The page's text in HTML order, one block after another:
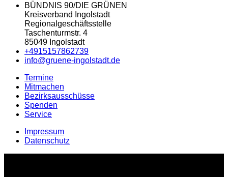
BÜNDNIS 90/DIE GRÜNEN
Kreisverband Ingolstadt
Regionalgeschäftsstelle
Taschenturmstr. 4
85049 Ingolstadt
+4915157862739
info@gruene-ingolstadt.de
Termine
Mitmachen
Bezirksausschüsse
Spenden
Service
Impressum
Datenschutz